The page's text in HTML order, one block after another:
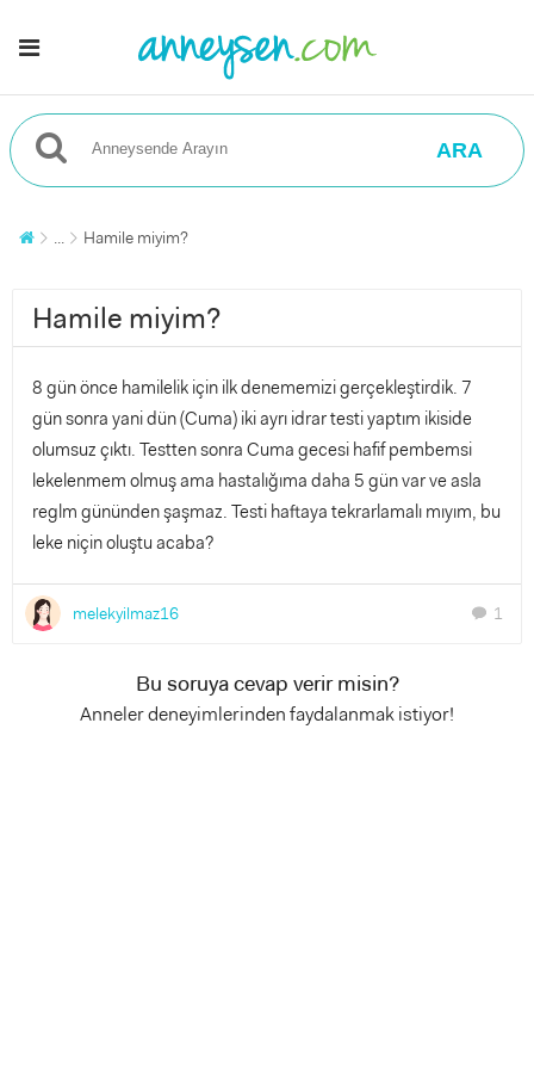
ARA
... Hamile miyim?
Hamile miyim?
8 gün önce hamilelik için ilk denememizi gerçekleştirdik. 7
gün sonra yani dün (Cuma) iki ayrı idrar testi yaptım ikiside
olumsuz çıktı. Testten sonra Cuma gecesi hafif pembemsi
lekelenmem olmuş ama hastalığıma daha 5 gün var ve asla
reglm gününden şaşmaz. Testi haftaya tekrarlamalı mıyım, bu
leke niçin oluştu acaba?
melekyilmaz16 chat 1
Bu soruya cevap verir misin?
Anneler deneyimlerinden faydalanmak istiyor!